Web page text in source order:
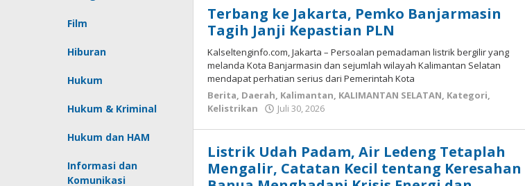
Film
Hiburan
Hukum
Hukum & Kriminal
Hukum dan HAM
Informasi dan
Komunikasi
Media
Informasi
Kalimatan
Selatan
&
Kalimantan
Tengah
Terbang ke Jakarta, Pemko Banjarmasin
Tagih Janji Kepastian PLN
Kalseltenginfo.com, Jakarta – Persoalan pemadaman listrik bergilir yang
melanda Kota Banjarmasin dan sejumlah wilayah Kalimantan Selatan
mendapat perhatian serius dari Pemerintah Kota
Berita, Daerah, Kalimantan, KALIMANTAN SELATAN, Kategori,
Kelistrikan
Juli 30, 2026
Listrik Udah Padam, Air Ledeng Tetaplah
Mengalir, Catatan Kecil tentang Keresahan